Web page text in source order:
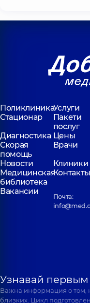
ПоликлиникаУслуги
Стационар
Пакети
послуг
Диагностика Цены
Скорая
помощь
Врачи
Новости
Клиники
Медицинская
библиотека
Контакты
Вакансии
Почта:
Узнавай первым
Важна информация о том,
близких. Цикл